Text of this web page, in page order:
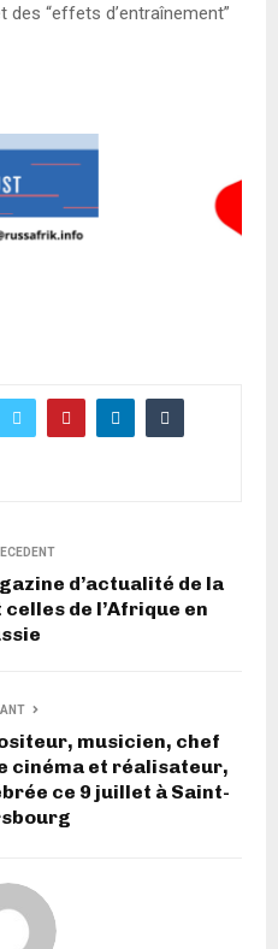
des “effets d’entraînement”
d’actualité de la
de l’Afrique en
musicien, chef
cinéma et réalisateur,
ce 9 juillet à Saint-